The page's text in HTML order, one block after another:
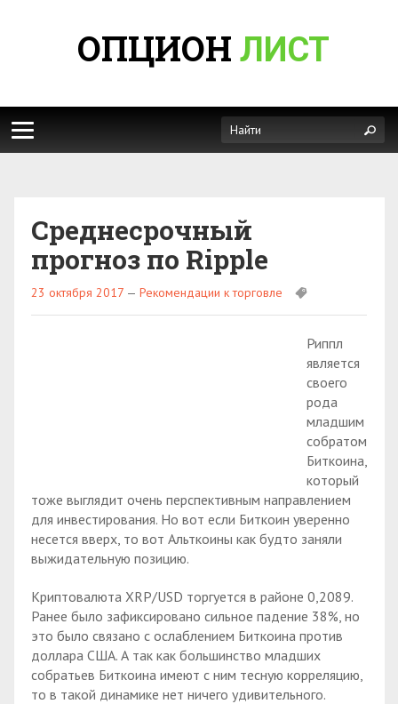
ОПЦИОН ЛИСТ
Среднесрочный
прогноз по Ripple
23 октября 2017 — Рекомендации к торговле
Риппл
является
своего
рода
младшим
собратом
Биткоина,
который
тоже выглядит очень перспективным направлением
для инвестирования. Но вот если Биткоин уверенно
несется вверх, то вот Альткоины как будто заняли
выжидательную позицию.
Криптовалюта XRP/USD торгуется в районе 0,2089.
Ранее было зафиксировано сильное падение 38%, но
это было связано с ослаблением Биткоина против
доллара США. А так как большинство младших
собратьев Биткоина имеют с ним тесную корреляцию,
то в такой динамике нет ничего удивительного.